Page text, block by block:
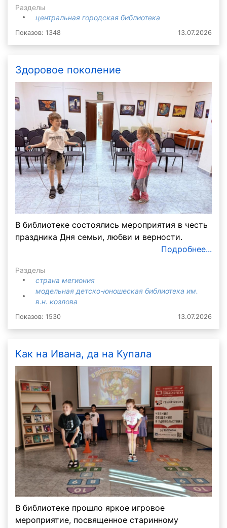
Разделы
центральная городская библиотека
Показов: 1348 13.07.2026
Здоровое поколение
В библиотеке состоялись мероприятия в честь
праздника Дня семьи, любви и верности.
Подробнее...
Разделы
страна мегиония
модельная детско-юношеская библиотека им.
в.н. козлова
Показов: 1530 13.07.2026
Как на Ивана, да на Купала
В библиотеке прошло яркое игровое
мероприятие, посвященное старинному